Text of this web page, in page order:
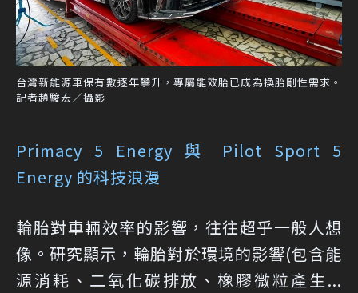
台灣新能源車保有數逐年攀升，專屬能效胎已成為換胎剛性需求。
記者趙駿宏／攝影
Primacy 5 Energy 與 Pilot Sport 5
Energy 的科技浪漫
輪胎對車輛效率的影響，往往超乎一般人想
像。研究顯示，輪胎對於環境的影響(包含能
源消耗、二氧化碳排放、橡膠微粒產生...